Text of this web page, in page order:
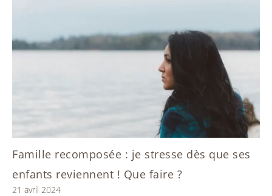
Famille recomposée : je stresse dès que ses
enfants reviennent ! Que faire ?
21 avril 2024